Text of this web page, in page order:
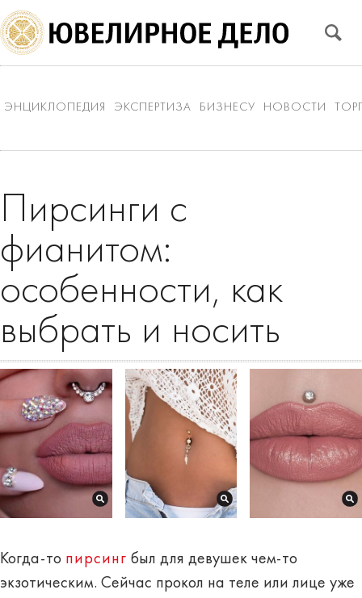
ЭНЦИКЛОПЕДИЯ ЭКСПЕРТИЗА БИЗНЕСУ НОВОСТИ
Пирсинги с
фианитом:
особенности, как
выбрать и носить
Когда-то пирсинг был для девушек чем-то
экзотическим. Сейчас прокол на теле или лице уже